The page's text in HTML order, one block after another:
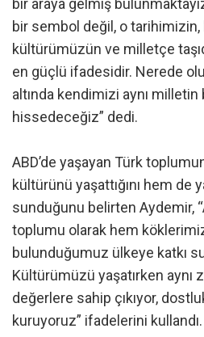
bir araya gelmiş
bir sembol değil, o tarihimizin,
kültürümüzün ve milletçe
en güçlü ifadesidir. Nerede
altında kendimizi aynı milletin
hissedeceğiz” dedi.
ABD’de yaşayan Türk
kültürünü yaşattığını hem de
sunduğunu belirten Aydemir,
toplumu olarak hem
bulunduğumuz ülkeye katkı
Kültürümüzü yaşatırken aynı
değerlere sahip çıkıyor,
kuruyoruz” ifadelerini kullandı.